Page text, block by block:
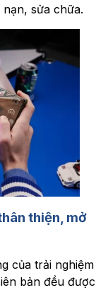
sửa chữa.
thiện, mở
của trải nghiệm
bản đều được